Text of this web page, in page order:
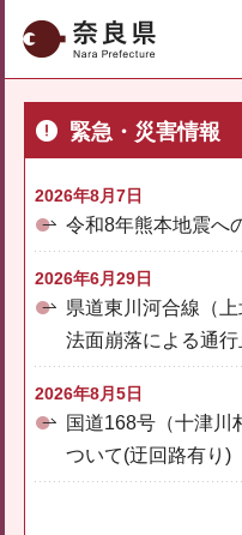
奈良県
緊急・災害情報
2026年8月7日
令和8年熊本地震へ
2026年6月29日
県道東川河合線（
法面崩落による通
2026年8月5日
国道168号（十津川
ついて(迂回路有り)